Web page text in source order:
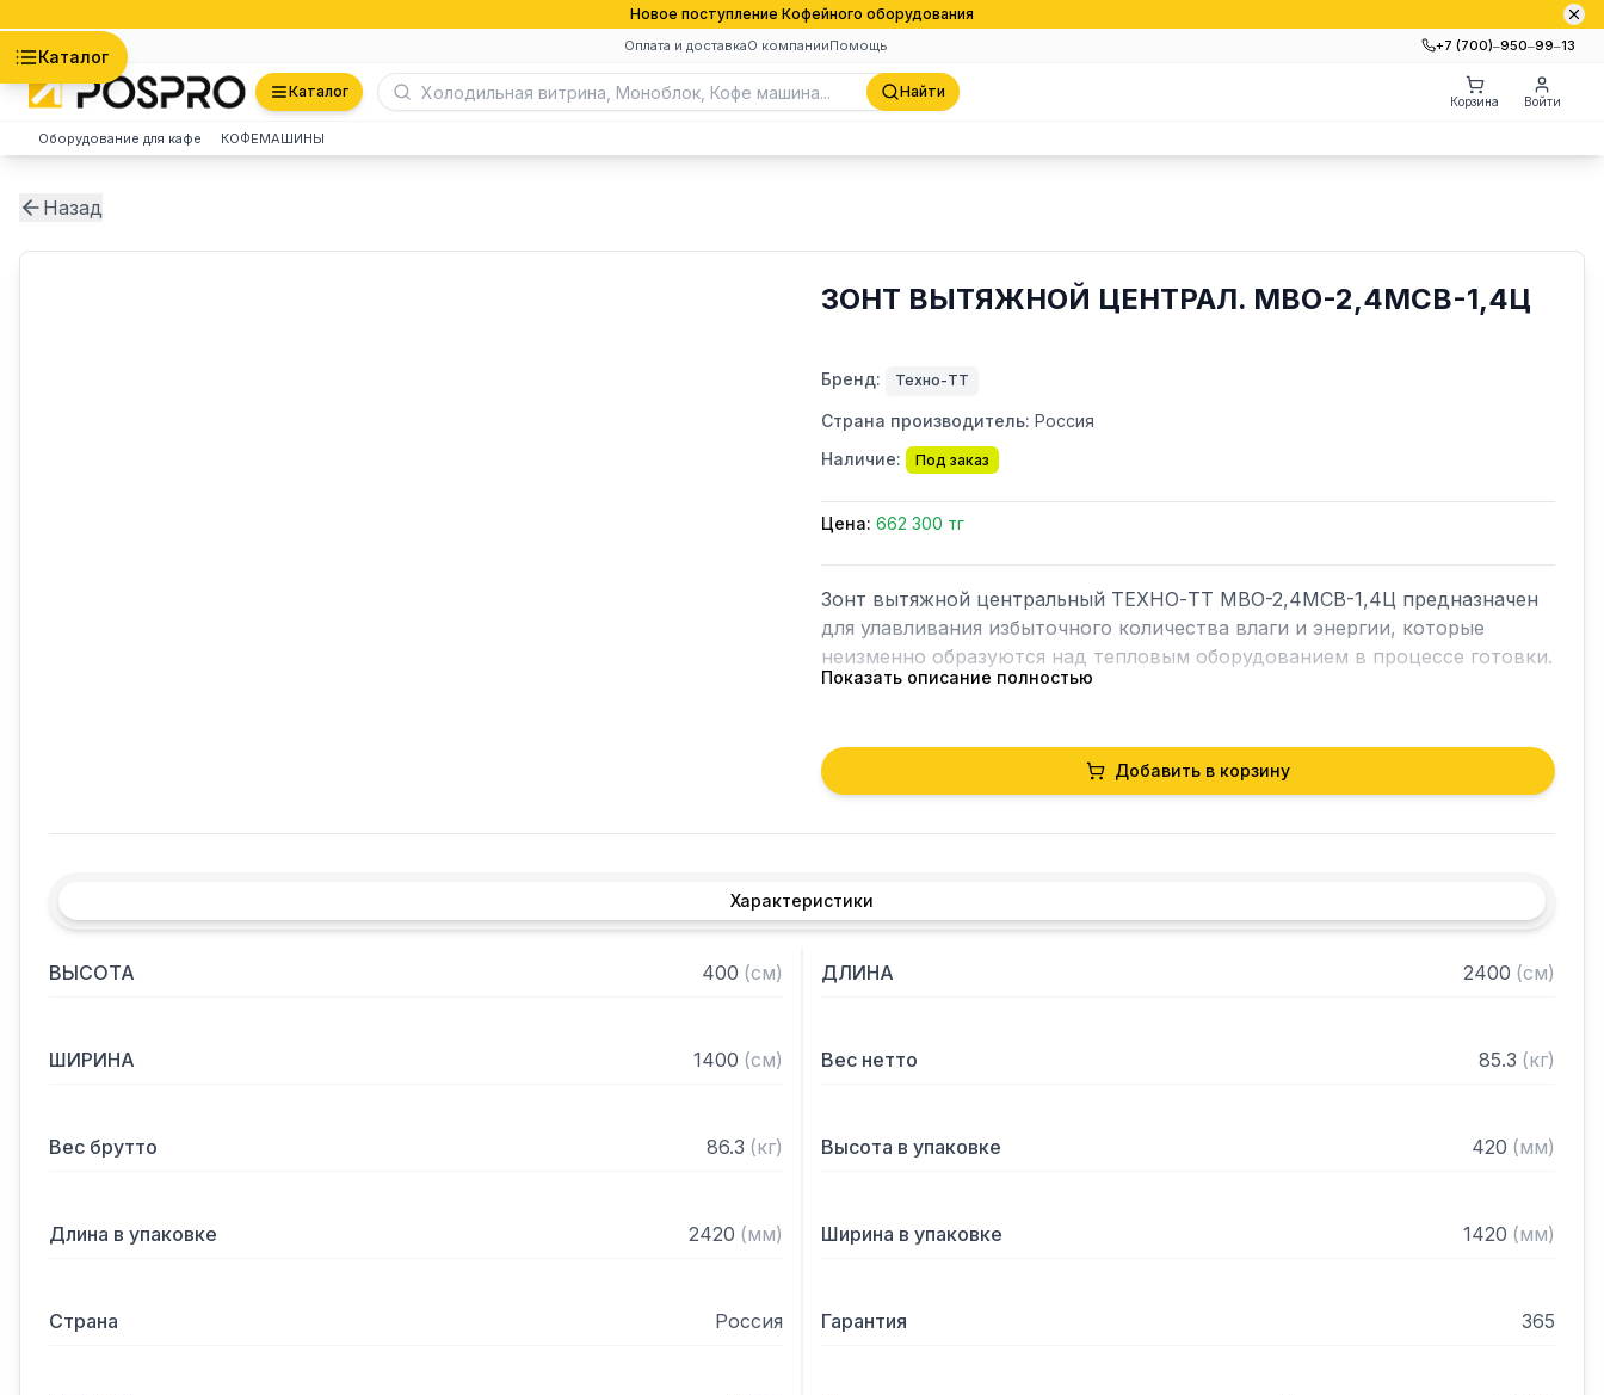
Новое поступление Кофейного оборудования
Оплата и доставкаО компанииПомощь +7 (700)‒950‒99‒13
Каталог
Каталог Найти
Корзина Войти
Оборудование для кафе КОФЕМАШИНЫ
Назад
ЗОНТ ВЫТЯЖНОЙ ЦЕНТРАЛ. МВО-2,4МСВ-1,4Ц
Бренд: Техно-ТТ
Страна производитель: Россия
Наличие:
Под заказ
Цена: 662 300 тг
Зонт вытяжной центральный ТЕХНО-ТТ МВО-2,4МСВ-1,4Ц предназначен
для улавливания избыточного количества влаги и энергии, которые
неизменно образуются над тепловым оборудованием в процессе готовки.
которые в противном случае оседали бы на предметах мебели и кухонной
утвари. Поэтому это оборудование формирует микроклимат в помещении
и защищает сотрудников горячего цеха.
— Вытяжной центральный
— Материал: нержавеющая сталь AISI 430 толщиной 0,8мм
Показать описание полностью
Добавить в корзину
Характеристики
ВЫСОТА 400 (см) ДЛИНА 2400 (см)
ШИРИНА 1400 (см) Вес нетто 85.3 (кг)
Вес брутто 86.3 (кг) Высота в упаковке 420 (мм)
Длина в упаковке 2420 (мм) Ширина в упаковке 1420 (мм)
Страна Россия Гарантия 365